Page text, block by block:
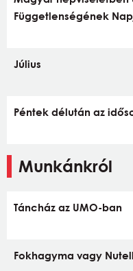
Függetlenségének
Július
Péntek délután az
Munkánkról
Táncház az UMO-ban
Fokhagyma vagy